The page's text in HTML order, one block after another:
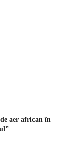
aer african în